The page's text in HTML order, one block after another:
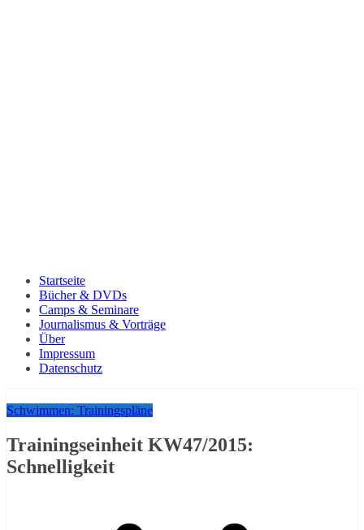
Startseite
Bücher & DVDs
Camps & Seminare
Journalismus & Vorträge
Über
Impressum
Datenschutz
Schwimmen: Trainingspläne
Trainingseinheit KW47/2015:
Schnelligkeit